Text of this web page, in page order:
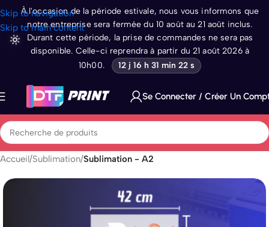
À l'occasion de la période estivale, nous vous informons que
notre entreprise sera fermée du 10 août au 21 août inclus.
Durant cette période, la prise de commandes ne sera pas
disponible. Celle-ci reprendra à partir du 21 août 2026 à
10h00.
12 j 16 h 31 min 21 s
Skip to navigation
Skip to main content
Se Connecter / Créer Un
Accueil Sublimation Sublimation - A2